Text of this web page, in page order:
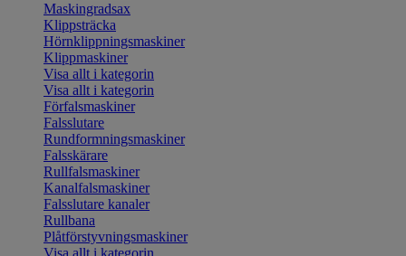
Maskingradsax
Klippsträcka
Hörnklippningsmaskiner
Klippmaskiner
Visa allt i kategorin
Visa allt i kategorin
Förfalsmaskiner
Falsslutare
Rundformningsmaskiner
Falsskärare
Rullfalsmaskiner
Kanalfalsmaskiner
Falsslutare kanaler
Rullbana
Plåtförstyvningsmaskiner
Visa allt i kategorin